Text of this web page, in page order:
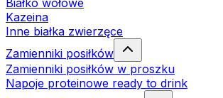
Białko wołowe
Kazeina
Inne białka zwierzęce
Zamienniki posiłków
Zamienniki posiłków w proszku
Napoje proteinowe ready to drink